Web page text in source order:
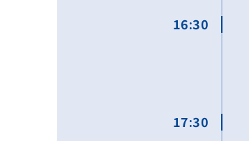
16:30
17:30